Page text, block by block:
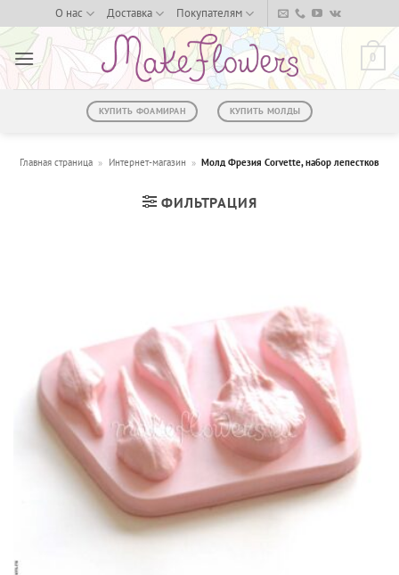
to
content
О нас Доставка Покупателям
0
КУПИТЬ ФОАМИРАН КУПИТЬ МОЛДЫ
Главная страница » Интернет-магазин » Молд Фрезия Corvette, набор лепестков
ФИЛЬТРАЦИЯ